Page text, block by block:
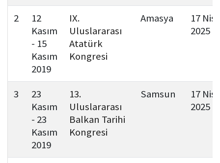
2
12
Kasım
- 15
Kasım
2019
IX.
Uluslararası
Atatürk
Kongresi
Amasya
17
2025
3
23
Kasım
- 23
Kasım
2019
13.
Uluslararası
Balkan Tarihi
Kongresi
Samsun
17
2025